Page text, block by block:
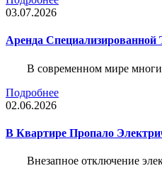
03.07.2026
Аренда
В современном мире
Подробнее
02.06.2026
В Квартире Пропало
Внезапное отключение